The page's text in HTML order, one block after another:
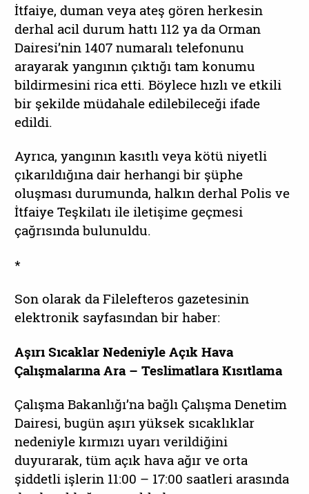
İtfaiye, duman veya ateş gören herkesin
derhal acil durum hattı 112 ya da Orman
Dairesi’nin 1407 numaralı telefonunu
arayarak yangının çıktığı tam konumu
bildirmesini rica etti. Böylece hızlı ve etkili
bir şekilde müdahale edilebileceği ifade
edildi.
Ayrıca, yangının kasıtlı veya kötü niyetli
çıkarıldığına dair herhangi bir şüphe
oluşması durumunda, halkın derhal Polis ve
İtfaiye Teşkilatı ile iletişime geçmesi
çağrısında bulunuldu.
*
Son olarak da Filelefteros gazetesinin
elektronik sayfasından bir haber:
Aşırı Sıcaklar Nedeniyle Açık Hava
Çalışmalarına Ara – Teslimatlara Kısıtlama
Çalışma Bakanlığı’na bağlı Çalışma Denetim
Dairesi, bugün aşırı yüksek sıcaklıklar
nedeniyle kırmızı uyarı verildiğini
duyurarak, tüm açık hava ağır ve orta
şiddetli işlerin 11:00 – 17:00 saatleri arasında